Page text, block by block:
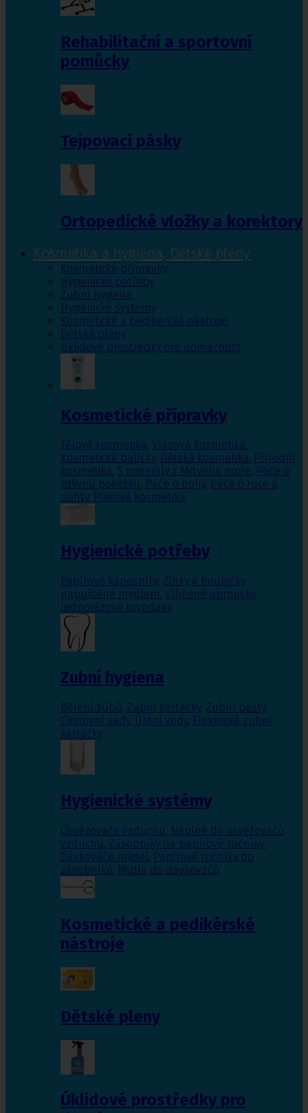
Rehabilitační a sportovní
pomůcky
Tejpovací pásky
Ortopedické vložky a korektory
Kosmetika a hygiena, Dětské pleny
Kosmetické přípravky
Hygienické potřeby
Zubní hygiena
Hygienické systémy
Kosmetické a pedikérské nástroje
Dětské pleny
Úklidové prostředky pro domácnost
Kosmetické přípravky
Tělová kosmetika, Vlasová kosmetika,
Kosmetické balíčky, Dětská kosmetika, Přírodní
kosmetika, S minerály z Mrtvého moře, Péče o
citlivou pokožku, Péče o nohy, Péče o ruce a
nehty, Pleťová kosmetika
Hygienické potřeby
Papírové kapesníky, Žínky a houbičky
napuštěné mýdlem, Vlhčené ubrousky,
Jednorázové bryndáky
Zubní hygiena
Bělení zubů, Zubní kartáčky, Zubní pasty,
Cestovní sady, Ústní vody, Elektrické zubní
kartáčky
Hygienické systémy
Osvěžovače vzduchu, Náplně do osvěžovačů
vzduchu, Zásobníky na papírové ručníky,
Dávkováče mýdel, Papírové ručníky do
zásobníků, Mýdla do dávkovačů
Kosmetické a pedikérské
nástroje
Dětské pleny
Úklidové prostředky pro